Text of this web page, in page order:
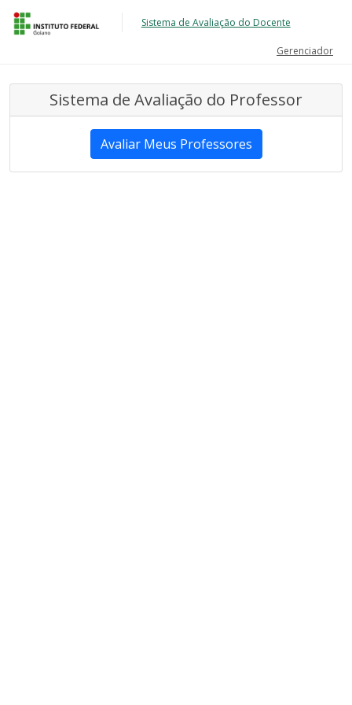
Sistema de Avaliação do Docente
Gerenciador
Sistema de Avaliação do Professor
Avaliar Meus Professores